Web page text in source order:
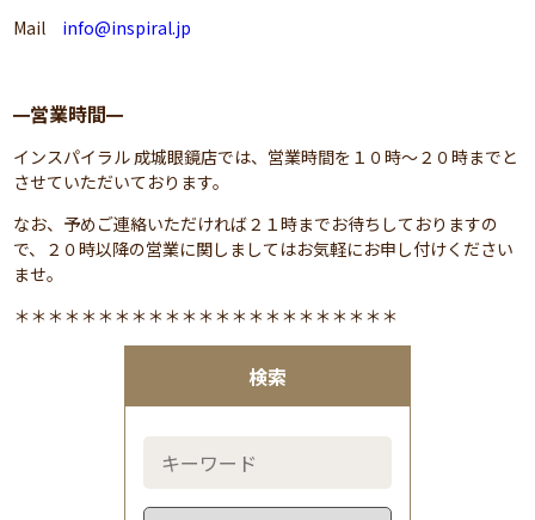
検索
Mail info@inspiral.jp
━営業時間━
インスパイラル 成城眼鏡店では、営業時間を１０時～２０時までと
させていただいております。
なお、予めご連絡いただければ２１時までお待ちしておりますの
で、２０時以降の営業に関しましてはお気軽にお申し付けください
ませ。
＊＊＊＊＊＊＊＊＊＊＊＊＊＊＊＊＊＊＊＊＊＊＊